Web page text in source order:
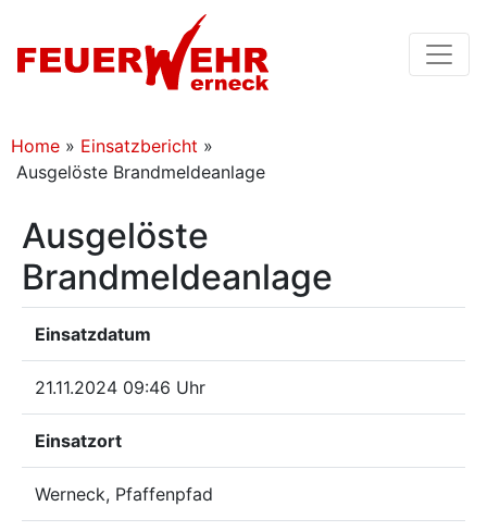
Home » Einsatzbericht »
Ausgelöste Brandmeldeanlage
Ausgelöste
Brandmeldeanlage
Einsatzdatum
21.11.2024 09:46 Uhr
Einsatzort
Werneck, Pfaffenpfad